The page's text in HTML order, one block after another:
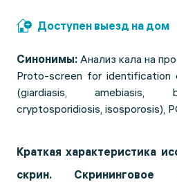
Доступен выезд на дом
Синонимы: Анализ кала на
Proto-screen for identification
(giardiasis, amebiasis,
cryptosporidiosis, isosporosis),
Краткая характеристика
скрин. Скрининговое